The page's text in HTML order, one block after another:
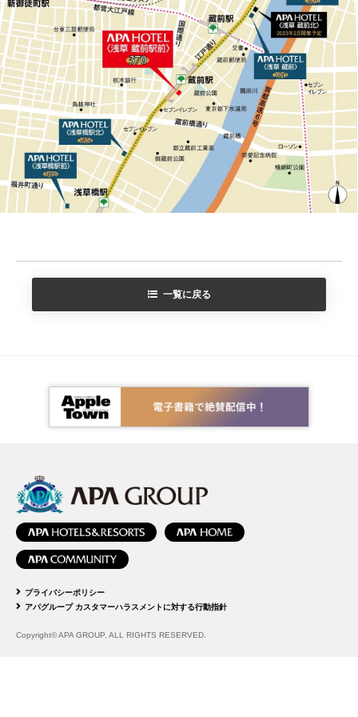
一覧に戻る
プライバシーポリシー
アパグループ カスタマーハラスメントに対する行動指針
Copyright© APA GROUP, ALL RIGHTS RESERVED.